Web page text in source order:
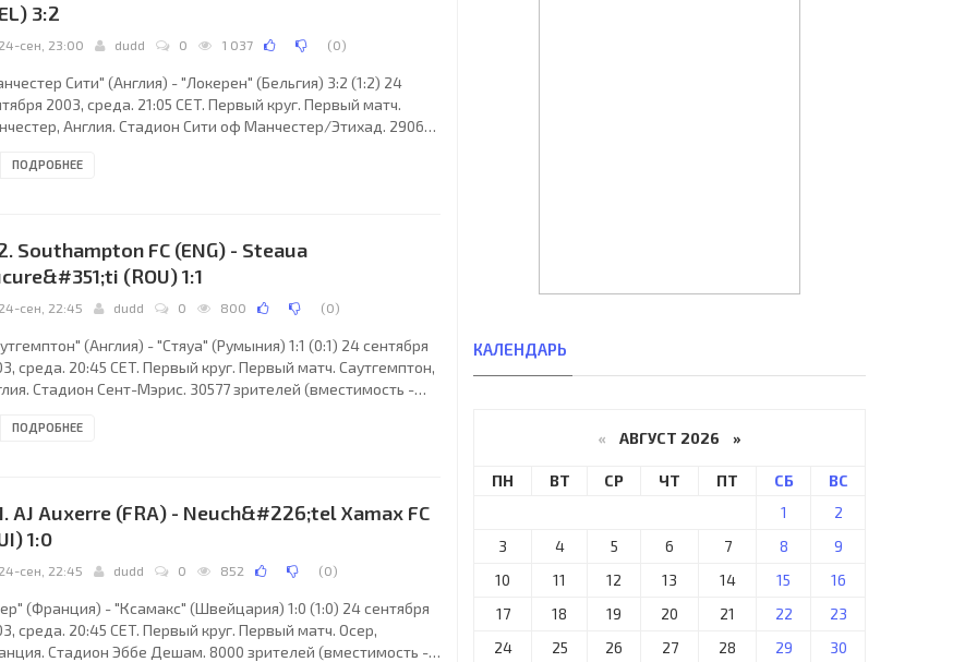
3:2
24-сен, 23:00 dudd 0 1 037 (0)
Сити" (Англия) - "Локерен" (Бельгия) 3:2 (1:2) 24
2003, среда. 21:05 CET. Первый круг. Первый матч.
Англия. Стадион Сити оф Манчестер/Этихад. 29067
Мацей Вежбовски (Польша), Славомир Стемпневски
Клаудио Рейна,
ПОДРОБНЕЕ
Southampton FC (ENG) - Steaua
(ROU) 1:1
24-сен, 22:45 dudd 0 800 (0)
(Англия) - "Стяуа" (Румыния) 1:1 (0:1) 24 сентября
среда. 20:45 CET. Первый круг. Первый матч. Саутгемптон,
Стадион Сент-Мэрис. 30577 зрителей (вместимость -
Эрик Рестад (Норвегия). Резервный: Кьелл Алсет
Андерс Свенссон,
ПОДРОБНЕЕ
AJ Auxerre (FRA) - Neuch&#226;tel Xamax FC
1:0
24-сен, 22:45 dudd 0 852 (0)
(Франция) - "Ксамакс" (Швейцария) 1:0 (1:0) 24 сентября
среда. 20:45 CET. Первый круг. Первый матч. Осер,
Стадион Эббе Дешам. 8000 зрителей (вместимость -
КАЛЕНДАРЬ
« АВГУСТ 2026 »
ПН ВТ СР ЧТ ПТ СБ
ВС
1
2
3
4 5 6 7 8
9
10
11 12 13 14 15
16
17
18 19 20 21 22
23
24
25 26 27 28 29
30